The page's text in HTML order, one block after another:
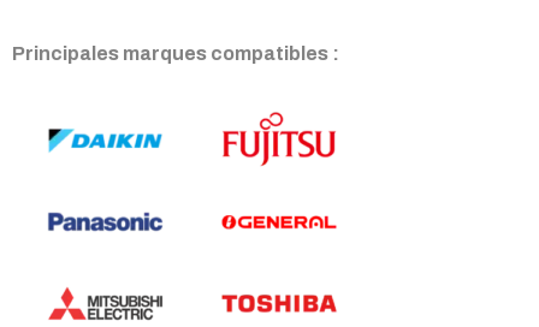
Principales marques compatibles :